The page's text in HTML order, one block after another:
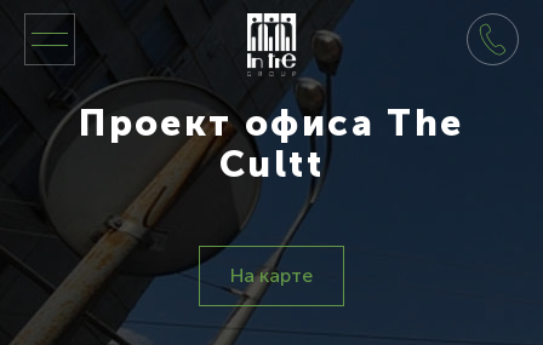
Проект офиса The
Cultt
На карте